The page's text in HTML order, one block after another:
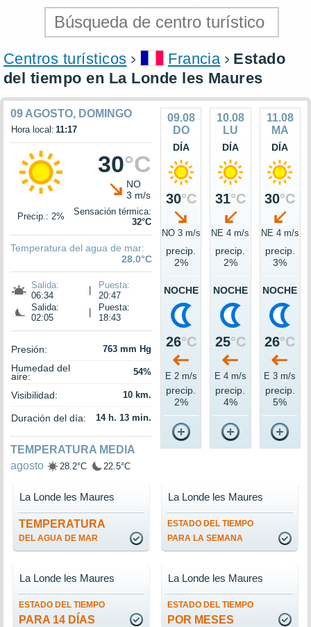
Centros turísticos Francia
Estado
del tiempo en La Londe les Maures
09 AGOSTO, DOMINGO
Hora local: 11:17
30°C
NO
3 m/s
Precip.: 2%
Sensación térmica:
32°C
Temperatura del agua de mar:
28.0°C
Salida:
06:34
Puesta:
20:47
Salida:
02:05
Puesta:
18:43
Presión: 763 mm Hg
Humedad del
aire: 54%
Visibilidad: 10 km.
Duración del día: 14 h. 13 min.
TEMPERATURA MEDIA
agosto
28.2°C 22.5°C
09.08
DO
DÍA
30°C
NO 3 m/s
precip.
2%
NOCHE
26°C
E 2 m/s
precip.
2%
10.08
LU
DÍA
31°C
NE 4 m/s
precip.
2%
NOCHE
25°C
E 4 m/s
precip.
4%
11.08
MA
DÍA
30°C
NE 4 m/s
precip.
3%
NOCHE
26°C
E 3 m/s
precip.
5%
TEMPERATURA
DEL AGUA DE MAR
La Londe les Maures
ESTADO DEL TIEMPO
PARA LA SEMANA
La Londe les Maures
ESTADO DEL TIEMPO
PARA 14 DÍAS
La Londe les Maures
ESTADO DEL TIEMPO
POR MESES
La Londe les Maures